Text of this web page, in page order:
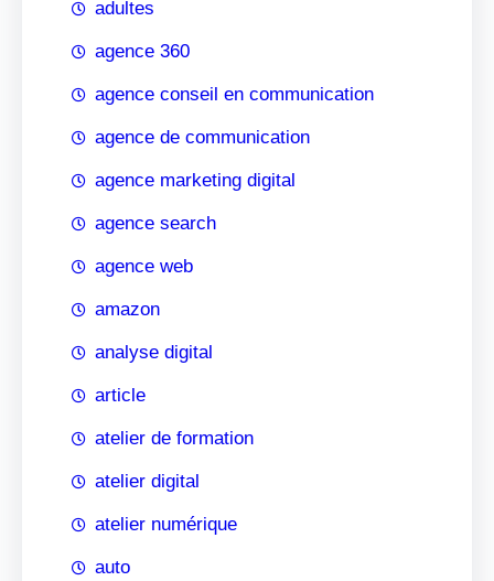
adultes
agence 360
agence conseil en communication
agence de communication
agence marketing digital
agence search
agence web
amazon
analyse digital
article
atelier de formation
atelier digital
atelier numérique
auto